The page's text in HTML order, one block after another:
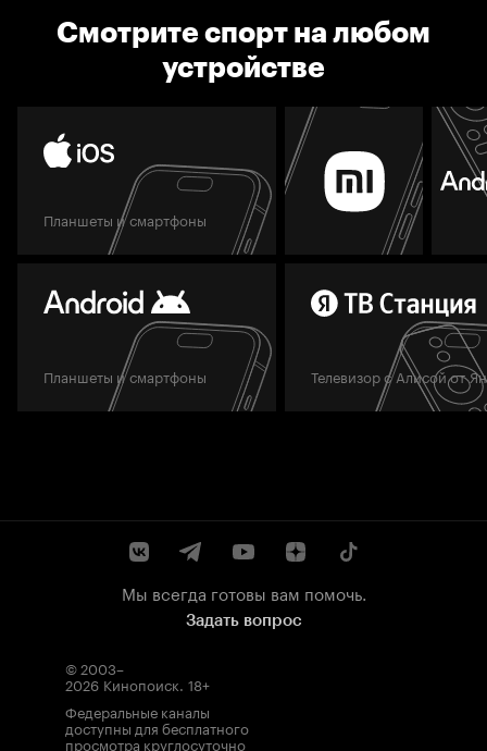
Смотрите спорт на любом
устройстве
Планшеты и смартфоны
Планшеты и смартфоны Телевизор с Алисой от
Мы всегда готовы вам помочь.
Задать вопрос
© 2003–
2026 Кинопоиск. 18+
Федеральные каналы
доступны для бесплатного
просмотра круглосуточно